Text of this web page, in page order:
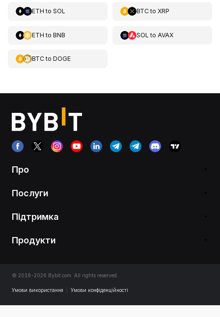
ETH to SOL BTCto XRP
ETH to BNB SOL to AVAX
BTCto DOGE
Про
Послуги
Підтримка
Продукти
© 2018-2026 Bybit.com. All rights reserved.
Умови використання Умови конфіденційності